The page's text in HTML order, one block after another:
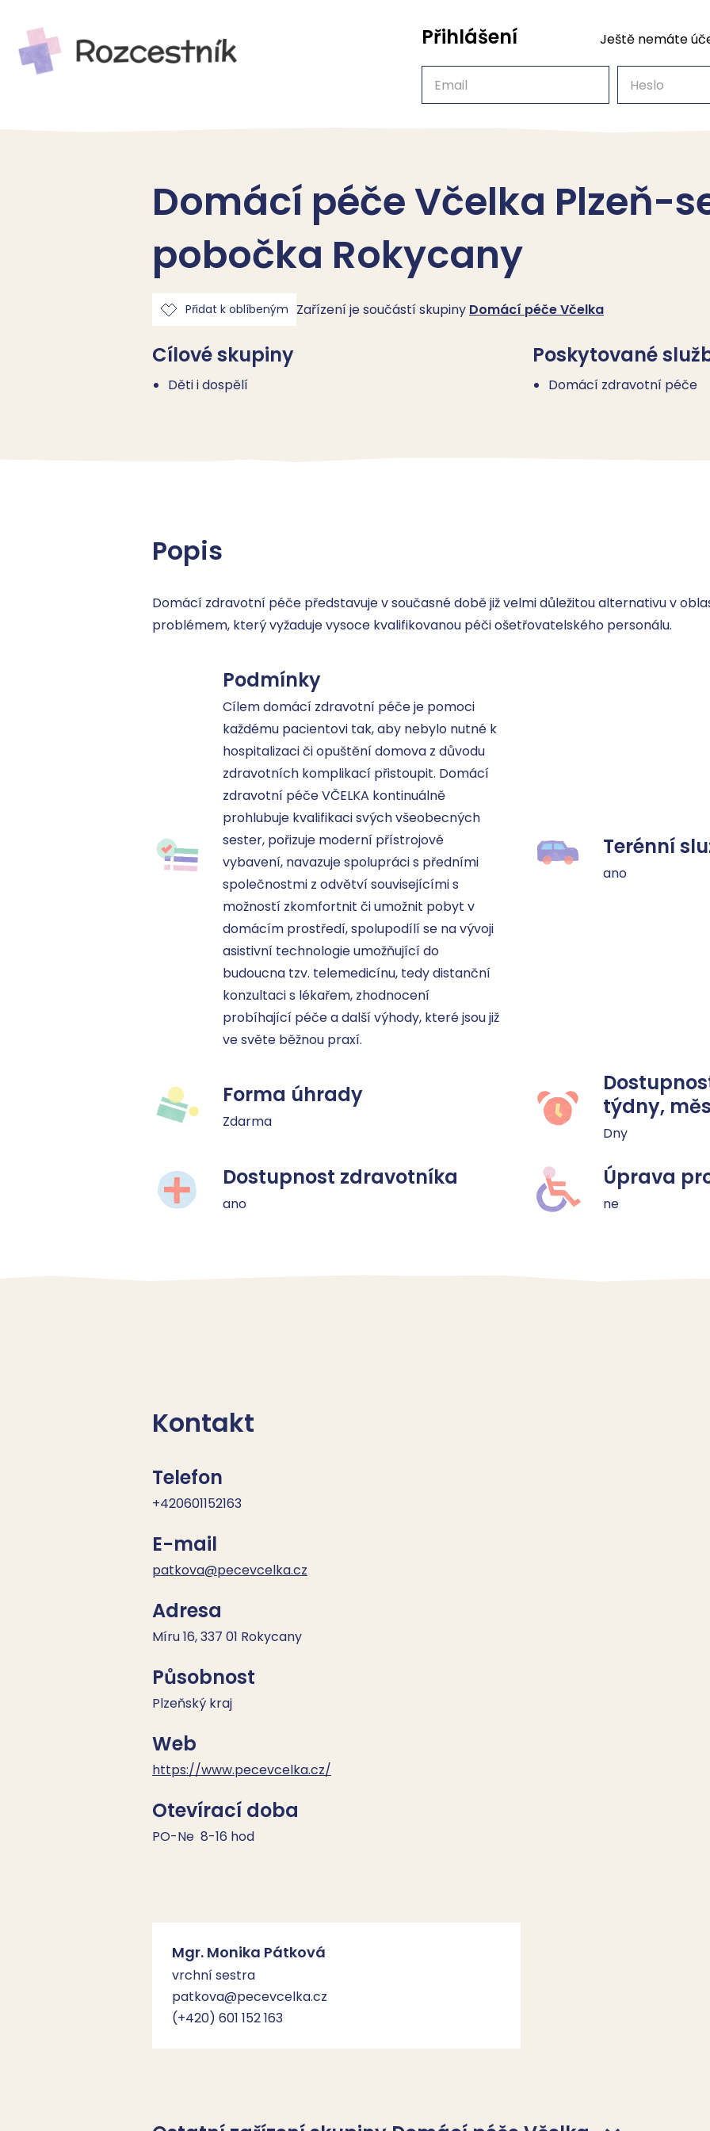
Přihlášení
Ještě nemáte
Domácí péče Včelka Plzeň-
pobočka Rokycany
Přidat k oblíbeným Zařízení je součástí skupiny Domácí péče Včelka
Cílové skupiny
Děti i dospělí
Poskytované
Domácí zdravotní péče
Popis
Domácí zdravotní péče představuje v současné době již velmi důležitou alternativu v
problémem, který vyžaduje vysoce kvalifikovanou péči ošetřovatelského personálu.
Podmínky
Cílem domácí zdravotní péče je pomoci
každému pacientovi tak, aby nebylo nutné k
hospitalizaci či opuštění domova z důvodu
zdravotních komplikací přistoupit. Domácí
zdravotní péče VČELKA kontinuálně
prohlubuje kvalifikaci svých všeobecných
sester, pořizuje moderní přístrojové
vybavení, navazuje spolupráci s předními
společnostmi z odvětví souvisejícími s
možností zkomfortnit či umožnit pobyt v
domácím prostředí, spolupodílí se na vývoji
asistivní technologie umožňující do
budoucna tzv. telemedicínu, tedy distanční
konzultaci s lékařem, zhodnocení
probíhající péče a další výhody, které jsou již
ve světe běžnou praxí.
Terénní
ano
Forma úhrady
Zdarma
týdny,
Dny
Dostupnost zdravotníka
ano
Úprava
ne
Kontakt
Telefon
+420601152163
E-mail
patkova@pecevcelka.cz
Adresa
Míru 16, 337 01 Rokycany
Působnost
Plzeňský kraj
Web
https://www.pecevcelka.cz/
Otevírací doba
PO-Ne  8-16 hod
Mgr. Monika Pátková
vrchní sestra
patkova@pecevcelka.cz
(+420) 601 152 163